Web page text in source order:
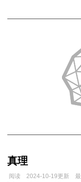
真理
阅读 2024-10-19更新